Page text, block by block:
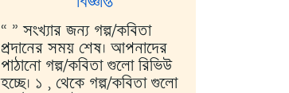
“ ” সংখ্যার জন্য গল্প/কবিতা
প্রদানের সময় শেষ। আপনাদের
পাঠানো গল্প/কবিতা গুলো রিভিউ
হচ্ছে। ১ , থেকে গল্প/কবিতা গুলো